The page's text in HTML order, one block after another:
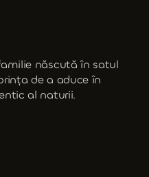
născută în satul
de a aduce în
al naturii.